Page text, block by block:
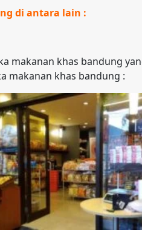
di antara lain :
makanan khas bandung
makanan khas bandung :